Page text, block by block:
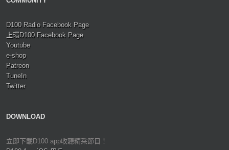
D100 Radio Facebook Page
上環D100 Facebook Page
Youtube
e-shop
Patreon
TuneIn
Twitter
DOWNLOAD
立即下載D100 app收聽精采節目！